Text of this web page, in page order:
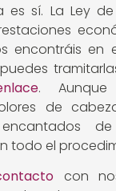
es sí. La Ley
encontráis en
. Aunque
de
encantados
todo el
con